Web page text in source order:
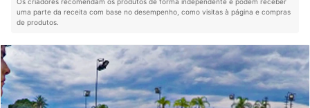
uma parte da receita com base no desempenho, como visitas à página e compras
de produtos.